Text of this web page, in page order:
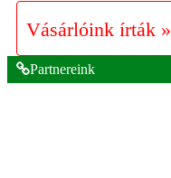
Vásárlóink írták »
Partnereink